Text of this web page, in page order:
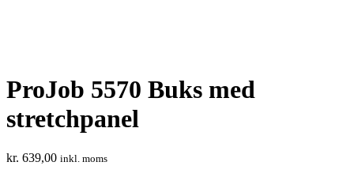
ProJob 5570 Buks med
stretchpanel
kr. 639,00 inkl. moms